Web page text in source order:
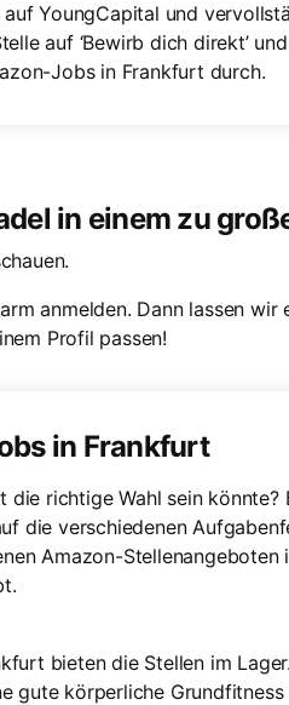
auf YoungCapital und
auf ‘Bewirb dich direkt’
Jobs in Frankfurt durch.
in einem zu
anmelden. Dann lassen wir
Profil passen!
in Frankfurt
richtige Wahl sein könnte?
die verschiedenen
Amazon-Stellenangeboten
bieten die Stellen im
gute körperliche